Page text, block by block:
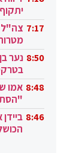
7:17 צה"ל
8:50
8:48 אמו
8:46